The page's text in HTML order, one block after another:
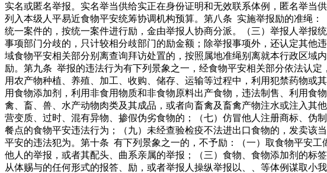
实名或匿名举报。实名举当供给实正在身份证明和无效联系体例，匿名举
列入本级人平易近食物平安统筹协调机构预算。第八条 实施举报励的准绳
统一案件的，按统一案件进行励，金由举报人协商分派。（三）举报人举报
事项部门分歧的，只计较相分歧部门的励金额；除举报事项外，还认定其他
域食物平安相关部分别离查询拜访处置的，按照属地准绳别离就本行政区域
励。第九条 举报的违法行为有下列景象之一，经食物平安相关部分依法认
用农产物种植、养殖、加工、收购、储存、运输等过程中，利用犯禁药物或
用食物添加剂，利用非食用物质和非食物原料出产食物，违法制售、利用
禽、畜、兽、水产动物肉类及其成品，或者向畜禽及畜禽产物注水或注入其
营变质、过时、混有异物、掺假伪劣食物的；（七）仿冒他人注册商标、伪
餐点的食物平安违法行为；（九）未经查验检疫不法进出口食物的，发卖该
平安的违法犯为。第十条 有下列景象之一的，不予励：（一）取食物平安
他人的举报，或者其配头、曲系亲属的举报；（三）食物、食物添加剂的标
从体赐与的任何形式的报答、励，或者举报人操纵举报以、、等体例谋取